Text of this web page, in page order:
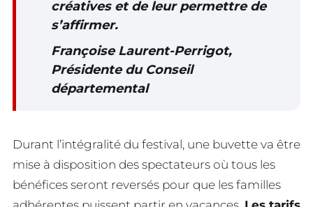
créatives et de leur permettre de
s’affirmer.
Françoise Laurent-Perrigot,
Présidente du Conseil
départemental
Durant l’intégralité du festival, une buvette va être
mise à disposition des spectateurs où tous les
bénéfices seront reversés pour que les familles